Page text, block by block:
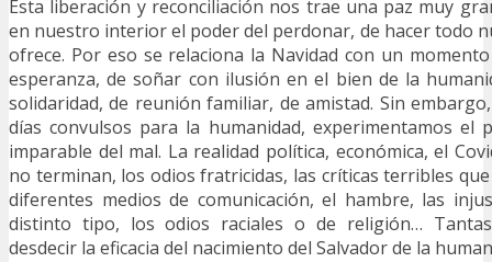
Esta liberación y reconciliación nos trae una paz muy
en nuestro interior el poder del perdonar, de hacer todo
ofrece. Por eso se relaciona la Navidad con un
esperanza, de soñar con ilusión en el bien de la
solidaridad, de reunión familiar, de amistad. Sin
días convulsos para la humanidad, experimentamos el
imparable del mal. La realidad política, económica, el
no terminan, los odios fratricidas, las críticas terribles
diferentes medios de comunicación, el hambre, las
distinto tipo, los odios raciales o de religión…
desdecir la eficacia del nacimiento del Salvador de la